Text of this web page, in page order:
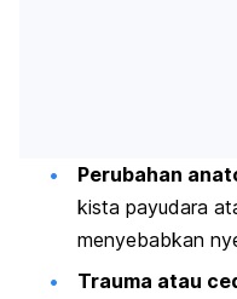
Perubahan
kista payudara
menyebabkan
Trauma atau